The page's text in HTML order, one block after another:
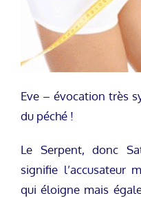
Eve – évocation très
du péché !
Le Serpent, donc
signifie l’accusateur
qui éloigne mais